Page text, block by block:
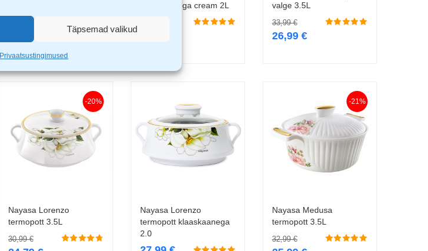
Täpsemad valikud
Privaatsustingimused
klaaskaanega cream 2L
valge 3.5L
33,99€
26,99 €
-20%
Lisa korvi
Nayasa Lorenzo
termopott 3.5L
30,99€
Lisa korvi
Nayasa Lorenzo
termopott klaaskaanega
2.0
-21%
Lisa korvi
Nayasa Medusa
termopott 3.5L
32,99€